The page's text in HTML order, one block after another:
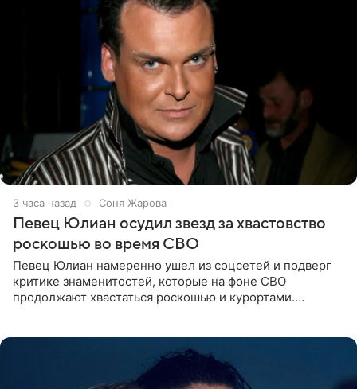
3 часа назад Соня Жарова
Певец Юлиан осудил звезд за хвастовство
роскошью во время СВО
Певец Юлиан намеренно ушел из соцсетей и подверг
критике знаменитостей, которые на фоне СВО
продолжают хвастаться роскошью и курортами.